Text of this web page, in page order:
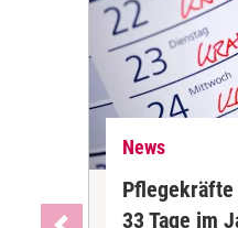
News
33 Tage im